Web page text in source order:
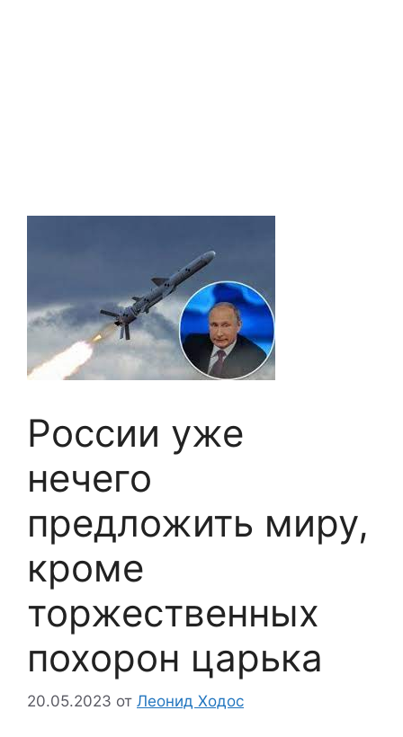
России уже
нечего
предложить миру,
кроме
торжественных
похорон царька
20.05.2023 от Леонид Ходос